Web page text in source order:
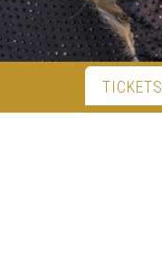
TICKETS